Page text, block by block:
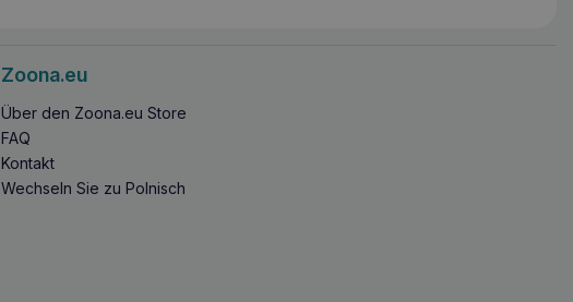
Zoona.eu
Über den Zoona.eu Store
FAQ
Kontakt
Wechseln Sie zu Polnisch